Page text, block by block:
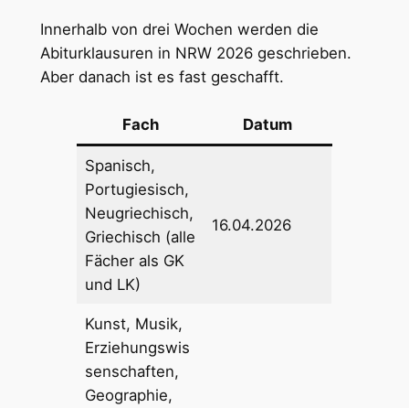
Innerhalb von drei Wochen werden die
Abiturklausuren in NRW 2026 geschrieben.
Aber danach ist es fast geschafft.
Fach Datum
Spanisch,
Portugiesisch,
Neugriechisch,
Griechisch (alle
Fächer als GK
und LK)
16.04.2026
Kunst, Musik,
Erziehungswis
senschaften,
Geographie,